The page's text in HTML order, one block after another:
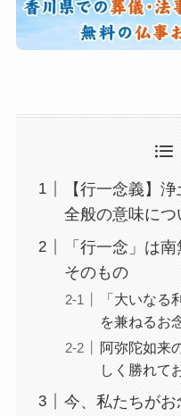
【行一念義】
全般の意味につ
「行一念」は
そのもの
「大いなる
を兼ねるお
阿弥陀如来
しく勝れて
今、私たちが